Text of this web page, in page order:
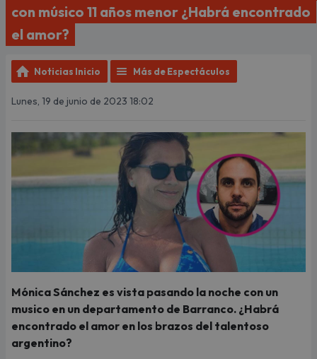
con músico 11 años menor ¿Habrá encontrado
el amor?
Noticias Inicio Más de Espectáculos
Lunes, 19 de junio de 2023 18:02
Mónica Sánchez es vista pasando la noche con un
musico en un departamento de Barranco. ¿Habrá
encontrado el amor en los brazos del talentoso
argentino?